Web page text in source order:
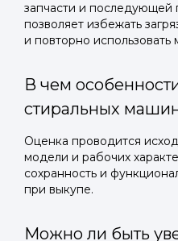
запчасти и последующей
позволяет избежать
и повторно использовать
В чем
стиральных
Оценка проводится
модели и рабочих
сохранность и
при выкупе.
Можно ли быть